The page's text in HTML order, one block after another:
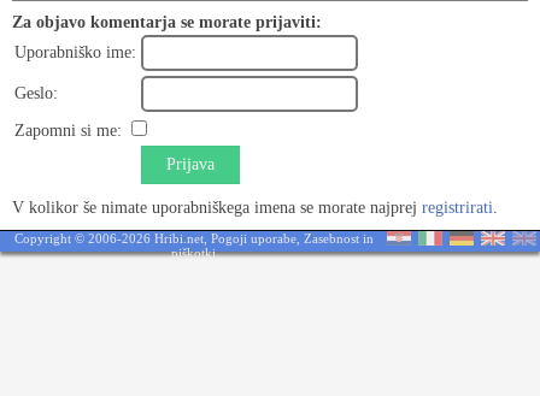
Za objavo komentarja se morate prijaviti:
Uporabniško ime:
Geslo:
Zapomni si me:
Prijava
V kolikor še nimate uporabniškega imena se morate najprej registrirati.
Copyright © 2006-2026 Hribi.net, Pogoji uporabe, Zasebnost in
piškotki